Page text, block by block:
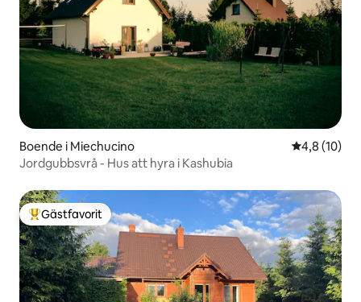
Boende i Miechucino 4,8 av 5 i
4,8 (10)
Jordgubbsvrå - Hus att hyra i Kashubia
Populär gästfavorit
Gästfavorit